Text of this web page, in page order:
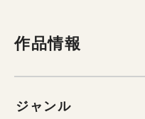
作品情報
ジャンル